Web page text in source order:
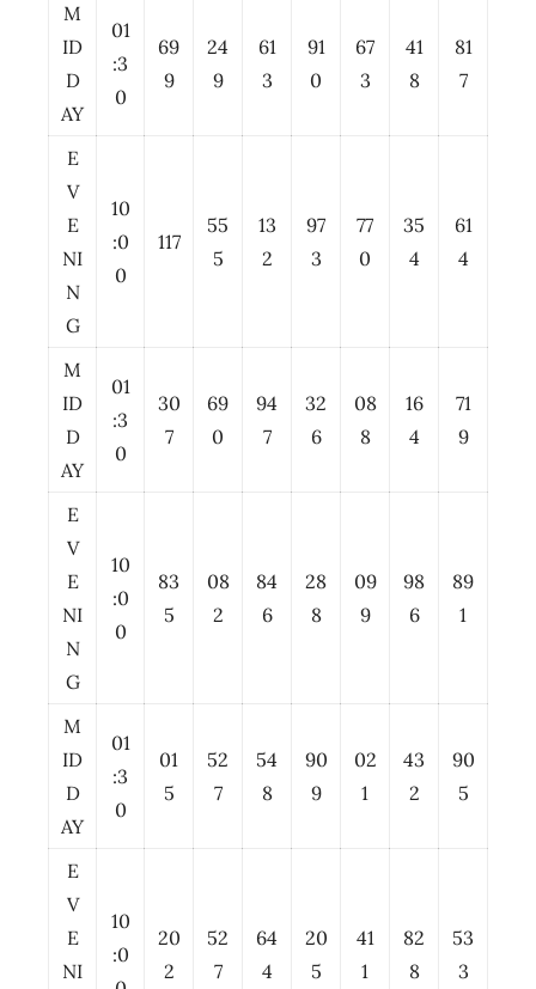
M
ID
D
AY
01
:3
0
69
9
24
9
61
3
91
0
67
3
41
8
81
7
E
V
E
NI
N
G
10
:0
0
117
55
5
13
2
97
3
77
0
35
4
61
4
M
ID
D
AY
01
:3
0
30
7
69
0
94
7
32
6
08
8
16
4
71
9
E
V
E
NI
N
G
10
:0
0
83
5
08
2
84
6
28
8
09
9
98
6
89
1
M
ID
D
AY
01
:3
0
01
5
52
7
54
8
90
9
02
1
43
2
90
5
E
V
E
NI
10
:0
20
2
52
7
64
4
20
5
41
1
82
8
53
3